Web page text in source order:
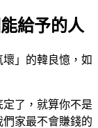
給予的人
」的韓良憶，如
定了，就算你不是
家最不會賺錢的